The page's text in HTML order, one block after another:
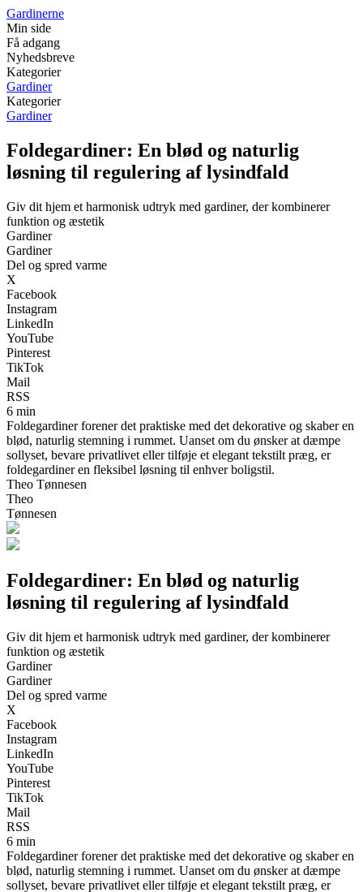
Gardinerne
Min side
Få adgang
Nyhedsbreve
Kategorier
Gardiner
Kategorier
Gardiner
Foldegardiner: En blød og naturlig
løsning til regulering af lysindfald
Giv dit hjem et harmonisk udtryk med gardiner, der kombinerer
funktion og æstetik
Gardiner
Gardiner
Del og spred varme
X
Facebook
Instagram
LinkedIn
YouTube
Pinterest
TikTok
Mail
RSS
6 min
Foldegardiner forener det praktiske med det dekorative og skaber en
blød, naturlig stemning i rummet. Uanset om du ønsker at dæmpe
sollyset, bevare privatlivet eller tilføje et elegant tekstilt præg, er
foldegardiner en fleksibel løsning til enhver boligstil.
Theo Tønnesen
Theo
Tønnesen
Foldegardiner: En blød og naturlig
løsning til regulering af lysindfald
Giv dit hjem et harmonisk udtryk med gardiner, der kombinerer
funktion og æstetik
Gardiner
Gardiner
Del og spred varme
X
Facebook
Instagram
LinkedIn
YouTube
Pinterest
TikTok
Mail
RSS
6 min
Foldegardiner forener det praktiske med det dekorative og skaber en
blød, naturlig stemning i rummet. Uanset om du ønsker at dæmpe
sollyset, bevare privatlivet eller tilføje et elegant tekstilt præg, er